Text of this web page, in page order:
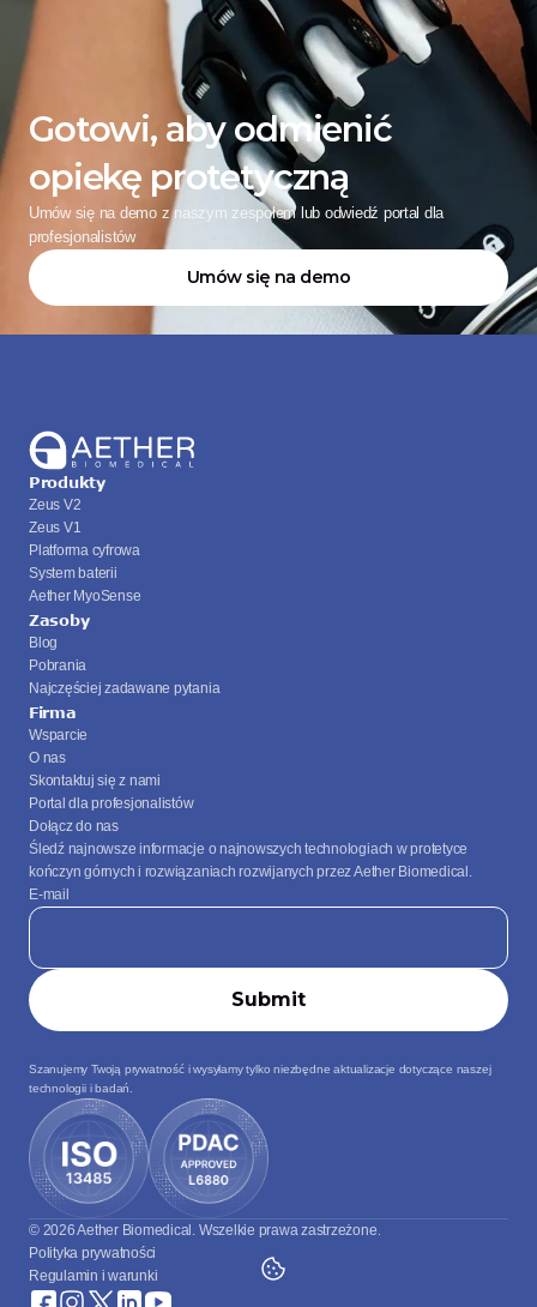
Gotowi, aby odmienić
opiekę protetyczną
Umów się na demo z naszym zespołem lub odwiedź portal dla
profesjonalistów
Umów się na demo
Produkty
Zeus V2
Zeus V1
Platforma cyfrowa
System baterii
Aether MyoSense
Zasoby
Blog
Pobrania
Najczęściej zadawane pytania
Firma
Wsparcie
O nas
Skontaktuj się z nami
Portal dla profesjonalistów
Dołącz do nas
Śledź najnowsze informacje o najnowszych technologiach w protetyce
kończyn górnych i rozwiązaniach rozwijanych przez Aether Biomedical.
E-mail
Szanujemy Twoją prywatność i wysyłamy tylko niezbędne aktualizacje dotyczące naszej
technologii i badań.
© 2026 Aether Biomedical. Wszelkie prawa zastrzeżone.
Polityka prywatności
Regulamin i warunki